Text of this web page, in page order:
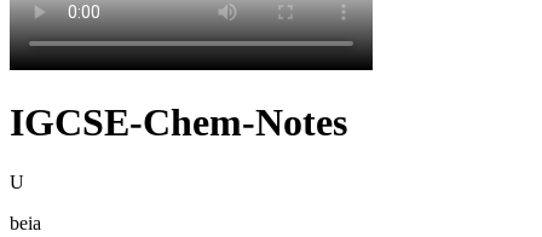
IGCSE-Chem-Notes
U
beia